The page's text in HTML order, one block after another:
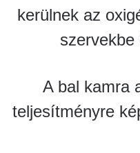
kerülnek az
szervekbe
A bal kamra
teljesítményre